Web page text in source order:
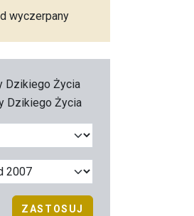
wyczerpany
Dzikiego Życia
Dzikiego Życia
ZASTOSUJ